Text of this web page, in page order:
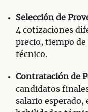
Selección de
4 cotizaciones
precio, tiempo de
técnico.
Contratación de
candidatos
salario